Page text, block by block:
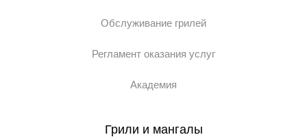
Обслуживание грилей
Регламент оказания услуг
Академия
Грили и мангалы